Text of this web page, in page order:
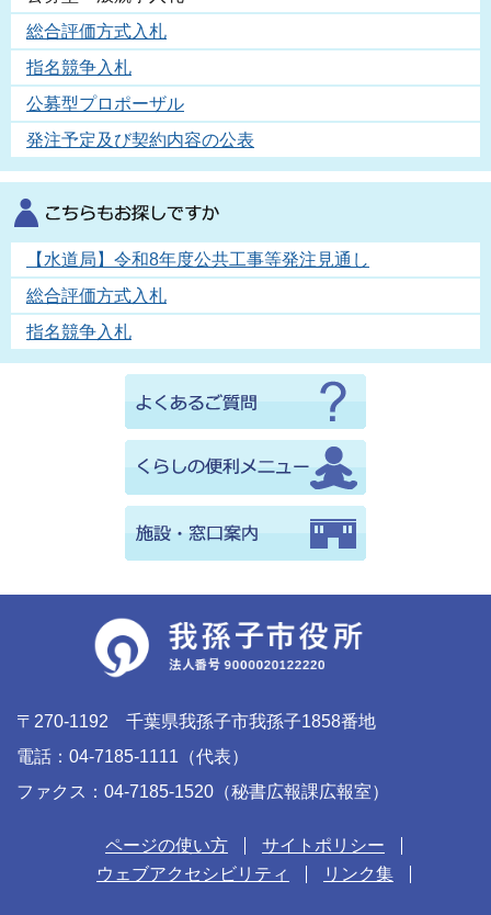
総合評価方式入札
指名競争入札
公募型プロポーザル
発注予定及び契約内容の公表
【水道局】令和8年度公共工事等発注見通し
総合評価方式入札
指名競争入札
〒270-1192 千葉県我孫子市我孫子1858番地
電話：04-7185-1111（代表）
ファクス：04-7185-1520（秘書広報課広報室）
ページの使い方
サイトポリシー
ウェブアクセシビリティ
リンク集